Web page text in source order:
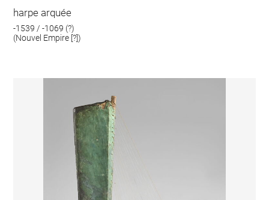
harpe arquée
-1539 / -1069 (?)
(Nouvel Empire [?])